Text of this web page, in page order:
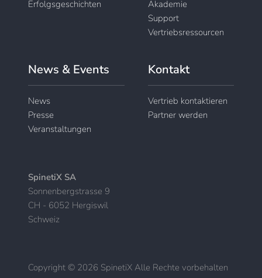
Erfolgsgeschichten
Akademie
Support
Vertriebsressourcen
News & Events
News
Presse
Veranstaltungen
Kontakt
Vertrieb kontaktieren
Partner werden
SpinetiX SA
Sonnenbergstrasse 9
CH - 6052 Hergiswil
Schweiz
Copyright © 2026 SpinetiX Alle Rechte vorbehalten